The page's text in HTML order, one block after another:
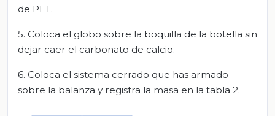
de PET.
5. Coloca el globo sobre la boquilla de la botella sin
dejar caer el carbonato de calcio.
6. Coloca el sistema cerrado que has armado
sobre la balanza y registra la masa en la tabla 2.